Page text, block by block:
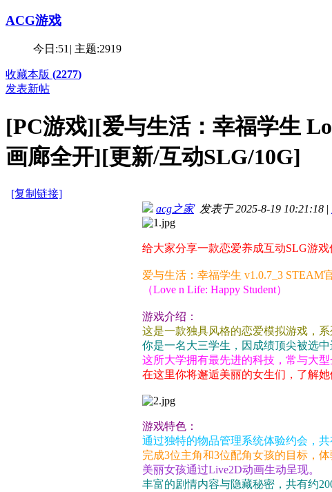
ACG游戏
今日:51 | 主题:2919
收藏本版 (2277)
发表新帖
[PC游戏][爱与生活：幸福学生
画廊全开][更新/互动SLG/10G]
[复制链接]
acg之家发表于 2025-8-19 10:21:18 |
给大家分享一款恋爱养成互动SLG游戏
爱与生活：幸福学生 v1.0.7_3 STEAM
（Love n Life: Happy Student）
游戏介绍：
这是一款独具风格的恋爱模拟游戏，系
你是一名大三学生，因成绩顶尖被选
这所大学拥有最先进的科技，常与大型
在这里你将邂逅美丽的女生们，了解
游戏特色：
通过独特的物品管理系统体验约会，共
完成3位主角和3位配角女孩的目标，
美丽女孩通过Live2D动画生动呈现。
丰富的剧情内容与隐藏秘密，共有约